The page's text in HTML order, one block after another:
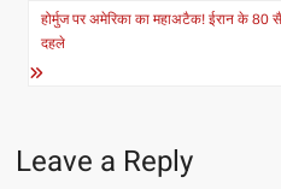
होर्मुज पर अमेरिका का महाअटैक! ईरान के 80
दहले
Leave a Reply